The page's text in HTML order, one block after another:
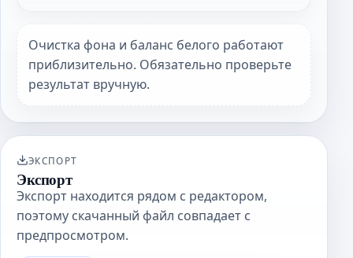
Очистка фона и баланс белого работают
приблизительно. Обязательно проверьте
результат вручную.
ЭКСПОРТ
Экспорт
Экспорт находится рядом с редактором,
поэтому скачанный файл совпадает с
предпросмотром.